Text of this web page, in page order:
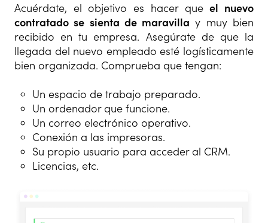
Acuérdate, el objetivo es hacer queel nuevo
contratado se sienta de maravilla y muy bien
recibido en tu empresa. Asegúrate de que la
llegada del nuevo empleado esté logísticamente
bien organizada. Comprueba que tengan:
Un espacio de trabajo preparado.
Un ordenador que funcione.
Un correo electrónico operativo.
Conexión a las impresoras.
Su propio usuario para acceder al CRM.
Licencias, etc.